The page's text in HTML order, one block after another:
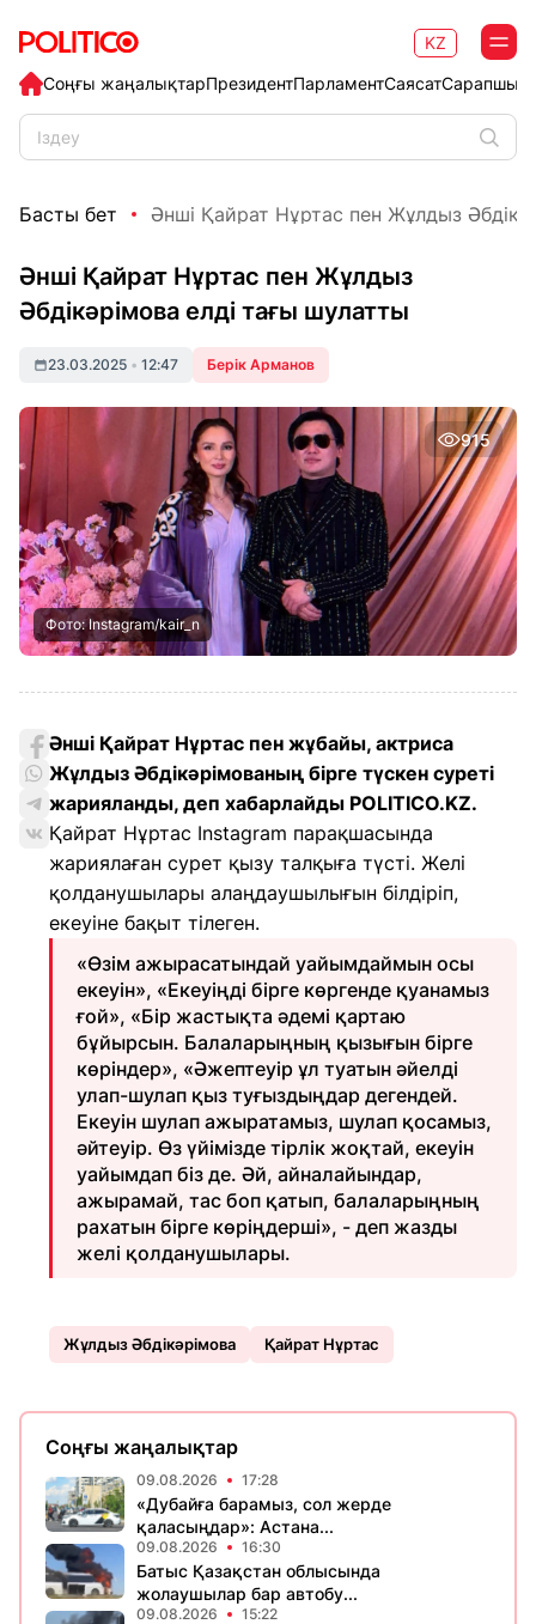
Соңғы жаңалықтарПрезидентПарламентСаясат
KZ
Басты бет Әнші Қайрат Нұртас пен Жұлдыз
Әнші Қайрат Нұртас пен Жұлдыз
Әбдікәрімова елді тағы шулатты
23.03.2025 • 12:47 Берік Арманов
915
Фото: Instagram/kair_n
Әнші Қайрат Нұртас пен жұбайы, актриса
Жұлдыз Әбдікәрімованың бірге түскен суреті
жарияланды, деп хабарлайды POLITICO.KZ.
Қайрат Нұртас Instagram парақшасында
жариялаған сурет қызу талқыға түсті. Желі
қолданушылары алаңдаушылығын білдіріп,
екеуіне бақыт тілеген.
«Өзім ажырасатындай уайымдаймын осы
екеуін», «Екеуіңді бірге көргенде қуанамыз
ғой», «Бір жастықта әдемі қартаю
бұйырсын. Балаларыңның қызығын бірге
көріндер», «Әжептеуір ұл туатын әйелді
улап-шулап қыз туғыздыңдар дегендей.
Екеуін шулап ажыратамыз, шулап қосамыз,
әйтеуір. Өз үйімізде тірлік жоқтай, екеуін
уайымдап біз де. Әй, айналайындар,
ажырамай, тас боп қатып, балаларыңның
рахатын бірге көріңдерші», - деп жазды
желі қолданушылары.
Жұлдыз Әбдікәрімова Қайрат Нұртас
Соңғы жаңалықтар
09.08.2026 17:28
«Дубайға барамыз, сол жерде
қаласыңдар»: Астана...
09.08.2026 16:30
Батыс Қазақстан облысында
жолаушылар бар автобу...
09.08.2026 15:22